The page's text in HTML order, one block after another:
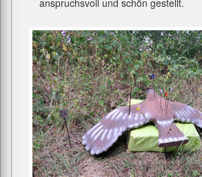
anspruchsvoll und schön gestellt.